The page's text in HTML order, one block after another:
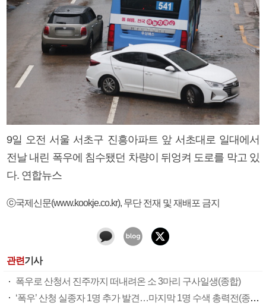
9일 오전 서울 서초구 진흥아파트 앞 서초대로 일대에서
전날 내린 폭우에 침수됐던 차량이 뒤엉켜 도로를 막고 있
다. 연합뉴스
ⓒ국제신문(www.kookje.co.kr), 무단 전재 및 재배포 금지
관련기사
폭우로 산청서 진주까지 떠내려온 소 3마리 구사일생(종합)
‘폭우’ 산청 실종자 1명 추가 발견…마지막 1명 수색 총력전(종합)